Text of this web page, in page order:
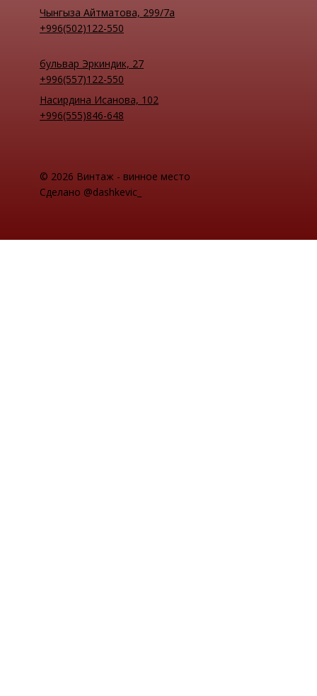
Чынгыза Айтматова, 299/7а
+996(502)122-550
бульвар Эркиндик, 27
+996(557)122-550
Насирдина Исанова, 102
+996(555)846-648
© 2026 Винтаж - винное место
Сделано @dashkevic_